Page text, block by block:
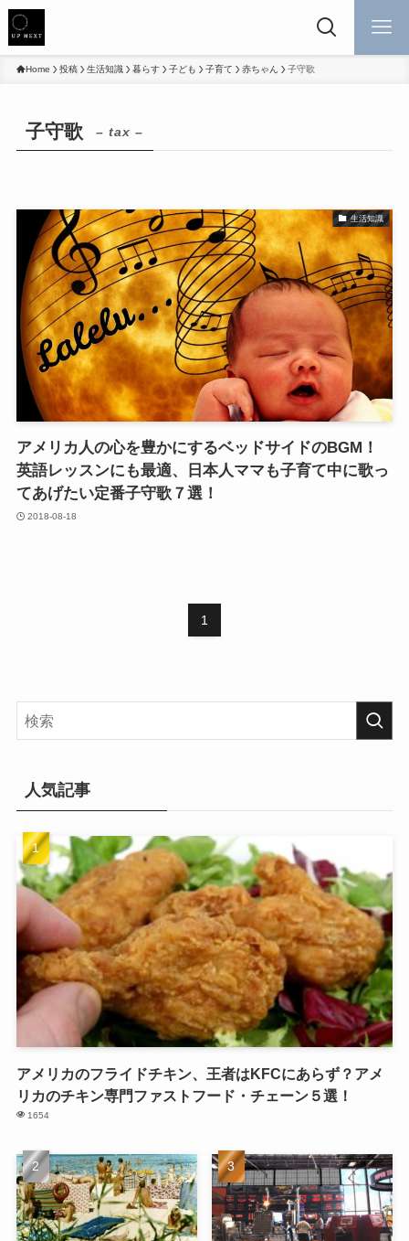
Home 投稿 生活知識 暮らす 子ども 子育て 赤ちゃん 子守歌
子守歌 – tax –
生活知識
アメリカ人の心を豊かにするベッドサイドのBGM！
英語レッスンにも最適、日本人ママも子育て中に歌っ
てあげたい定番子守歌７選！
2018-08-18
1
人気記事
アメリカのフライドチキン、王者はKFCにあらず？アメ
リカのチキン専門ファストフード・チェーン５選！
1654